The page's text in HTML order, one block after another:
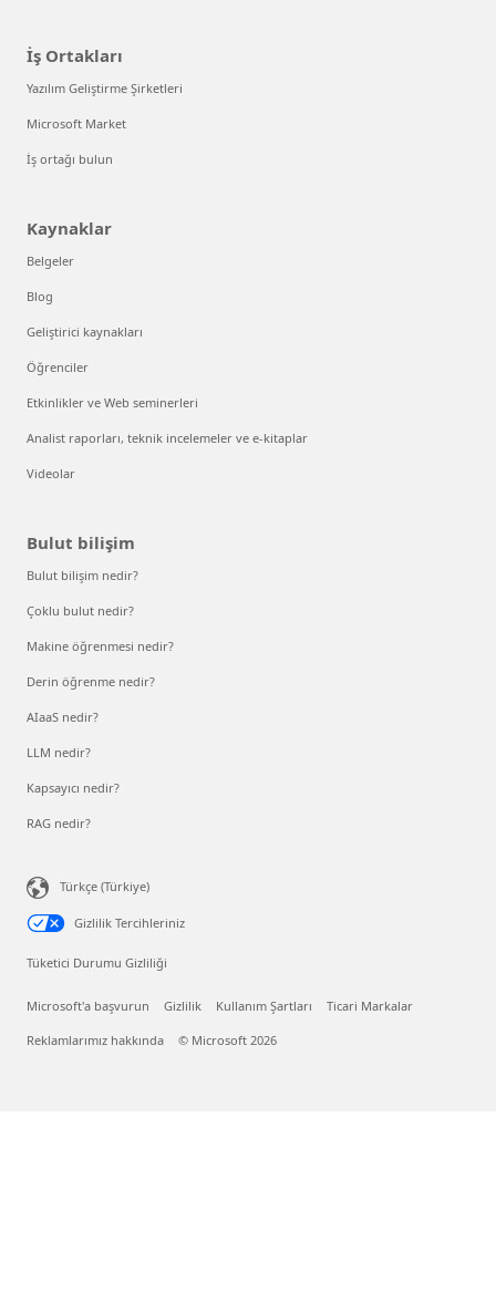
İş Ortakları
Yazılım Geliştirme Şirketleri
Microsoft Market
İş ortağı bulun
Kaynaklar
Belgeler
Blog
Geliştirici kaynakları
Öğrenciler
Etkinlikler ve Web seminerleri
Analist raporları, teknik incelemeler ve e-kitaplar
Videolar
Bulut bilişim
Bulut bilişim nedir?
Çoklu bulut nedir?
Makine öğrenmesi nedir?
Derin öğrenme nedir?
AIaaS nedir?
LLM nedir?
Kapsayıcı nedir?
RAG nedir?
Türkçe (Türkiye)
Gizlilik Tercihleriniz
Tüketici Durumu Gizliliği
Microsoft'a başvurun Gizlilik Kullanım Şartları Ticari Markalar
Reklamlarımız hakkında © Microsoft 2026